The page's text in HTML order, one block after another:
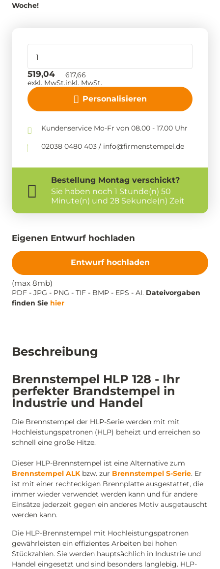
Beschreibung
Brennstempel HLP 128 - Ihr
perfekter Brandstempel in
Industrie und Handel
Die Brennstempel der HLP-Serie werden mit mit
Hochleistungspatronen (HLP) beheizt und erreichen so
schnell eine große Hitze.
Dieser HLP-Brennstempel ist eine Alternative zum
Brennstempel ALK bzw. zur Brennstempel S-Serie. Er
ist mit einer rechteckigen Brennplatte ausgestattet, die
immer wieder verwendet werden kann und für andere
Einsätze jederzeit gegen ein anderes Motiv ausgetauscht
werden kann.
Die HLP-Brennstempel mit Hochleistungspatronen
gewährleisten ein effizientes Arbeiten bei hohen
Stückzahlen. Sie werden hauptsächlich in Industrie und
Handel eingesetzt und sind besonders langlebig. HLP-
Woche!
Personalisieren
519,04
exkl. MwSt.
617,66
inkl. MwSt.
Kundenservice Mo-Fr von 08.00 - 17.00 Uhr
02038 0480 403 / info@firmenstempel.de
Bestellung Montag verschickt?
Sie haben noch 1 Stunde(n) 50
Minute(n) und 28 Sekunde(n) Zeit
Eigenen Entwurf hochladen
Entwurf hochladen
(max 8mb)
PDF - JPG - PNG - TIF - BMP - EPS - AI. Dateivorgaben
finden Sie hier